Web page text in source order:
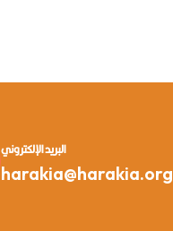
البريد الإلكتروني